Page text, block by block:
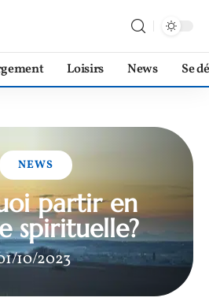
Loisirs News Se
NEWS
partir en
spirituelle?
10/2023